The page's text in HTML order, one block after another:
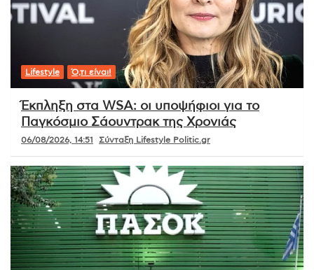
Lifestyle Ό,τι είναι!
Έκπληξη στα WSA: οι υποψήφιοι για το
Παγκόσμιο Σάουντρακ της Χρονιάς
06/08/2026, 14:51 Σύνταξη Lifestyle Politic.gr